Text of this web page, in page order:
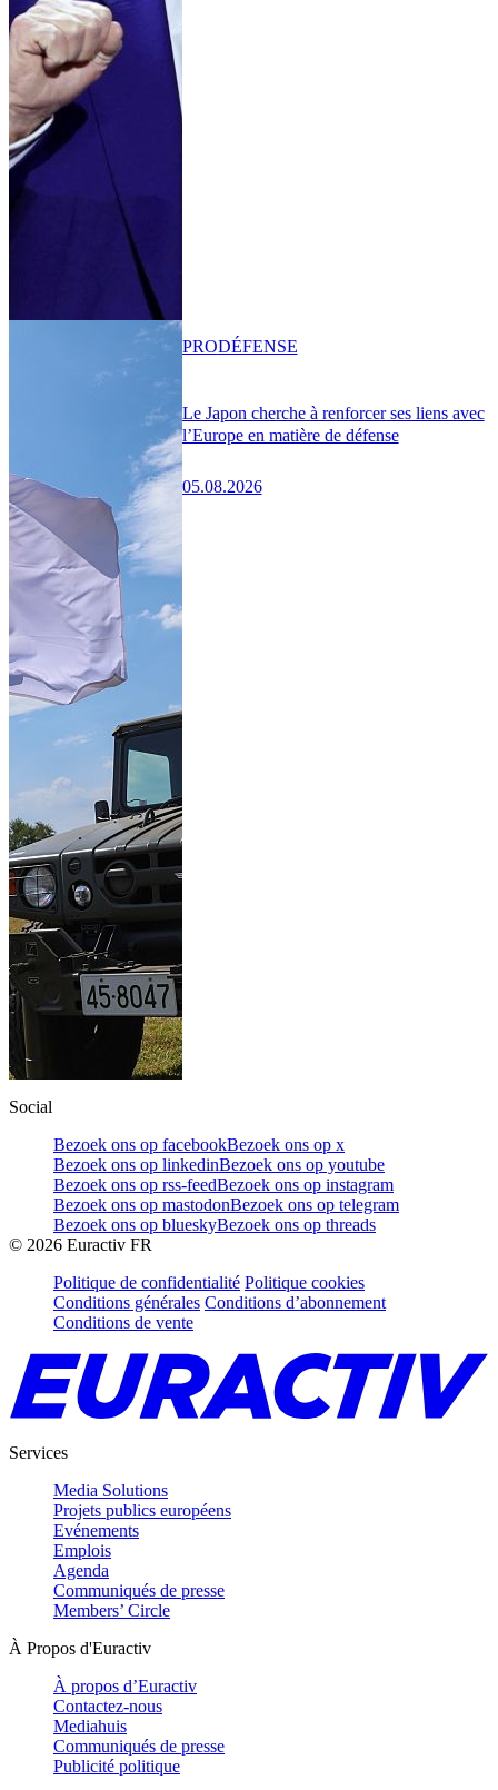
Le Japon cherche à renforcer ses liens avec
l’Europe en matière de défense
05.08.2026
PRODÉFENSE
Social
Bezoek ons op facebookBezoek ons op x
Bezoek ons op linkedinBezoek ons op youtube
Bezoek ons op rss-feedBezoek ons op instagram
Bezoek ons op mastodonBezoek ons op telegram
Bezoek ons op blueskyBezoek ons op threads
© 2026 Euractiv FR
Politique de confidentialité Politique cookies
Conditions générales Conditions d’abonnement
Conditions de vente
Services
Media Solutions
Projets publics européens
Evénements
Emplois
Agenda
Communiqués de presse
Members’ Circle
À Propos d'Euractiv
À propos d’Euractiv
Contactez-nous
Mediahuis
Communiqués de presse
Publicité politique